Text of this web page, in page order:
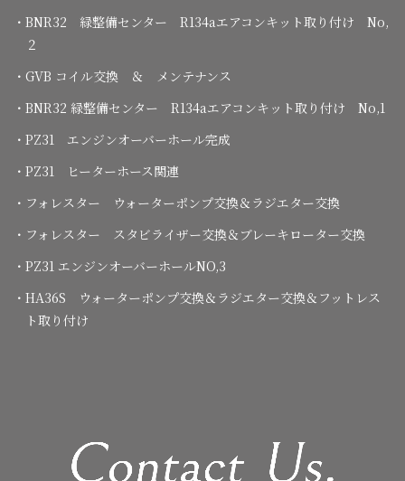
・BNR32 緑整備センター R134aエアコンキット取り付け No,
２
・GVB コイル交換 ＆ メンテナンス
・BNR32 緑整備センター R134aエアコンキット取り付け No,1
・PZ31 エンジンオーバーホール完成
・PZ31 ヒーターホース関連
・フォレスター ウォーターポンプ交換＆ラジエター交換
・フォレスター スタビライザー交換＆ブレーキローター交換
・PZ31 エンジンオーバーホールNO,3
・HA36S ウォーターポンプ交換＆ラジエター交換＆フットレス
ト取り付け